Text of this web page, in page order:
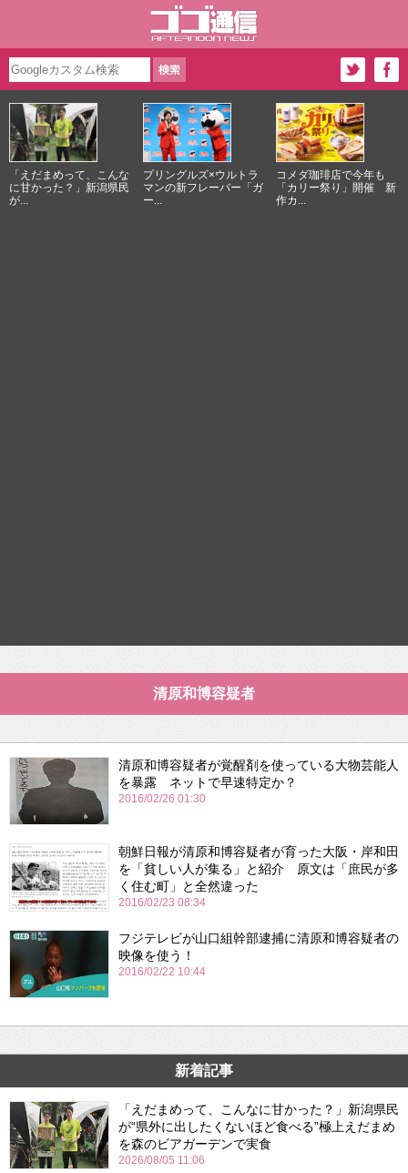
「えだまめって、こんな
に甘かった？」新潟県民
が...
プリングルズ×ウルトラ
マンの新フレーバー「ガ
ー...
コメダ珈琲店で今年も
「カリー祭り」開催 新
作カ...
清原和博容疑者
清原和博容疑者が覚醒剤を使っている大物芸能人
を暴露 ネットで早速特定か？
2016/02/26 01:30
朝鮮日報が清原和博容疑者が育った大阪・岸和田
を「貧しい人が集る」と紹介 原文は「庶民が多
く住む町」と全然違った
2016/02/23 08:34
フジテレビが山口組幹部逮捕に清原和博容疑者の
映像を使う！
2016/02/22 10:44
新着記事
「えだまめって、こんなに甘かった？」新潟県民
が“県外に出したくないほど食べる”極上えだまめ
を森のビアガーデンで実食
2026/08/05 11:06